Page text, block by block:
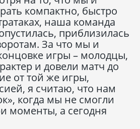
компактно, быстро
наша команда
приблизилась
За что мы и
игры – молодцы,
и довели матч до
от той же игры,
я считаю, что нам
когда мы не смогли
моменты, а сегодня